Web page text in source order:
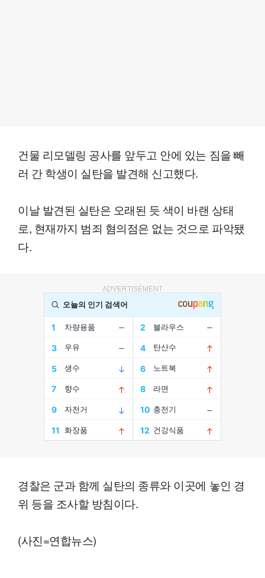
건물 리모델링 공사를 앞두고 안에 있는 짐을 빼
러 간 학생이 실탄을 발견해 신고했다.
이날 발견된 실탄은 오래된 듯 색이 바랜 상태
로, 현재까지 범죄 혐의점은 없는 것으로 파악됐
다.
ADVERTISEMENT
경찰은 군과 함께 실탄의 종류와 이곳에 놓인 경
위 등을 조사할 방침이다.
(사진=연합뉴스)